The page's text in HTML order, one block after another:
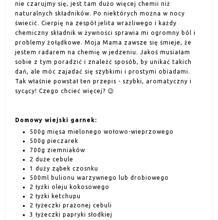
nie czarujmy się, jest tam dużo więcej chemii niż
naturalnych składników. Po niektórych można w nocy
świecić. Cierpię na zespół jelita wrażliwego i każdy
chemiczny składnik w żywności sprawia mi ogromny ból i
problemy żołądkowe. Moja Mama zawsze się śmieje, że
jestem radarem na chemię w jedzeniu. Jakoś musiałam
sobie z tym poradzić i znaleźć sposób, by unikać takich
dań, ale móc zajadać się szybkimi i prostymi obiadami.
Tak właśnie powstał ten przepis - szybki, aromatyczny i
sycący! Czego chcieć więcej? 😉
Domowy wiejski garnek:
500g mięsa mielonego wołowo-wieprzowego
500g pieczarek
700g ziemniaków
2 duże cebule
1 duży ząbek czosnku
500ml bulionu warzywnego lub drobiowego
2 łyżki oleju kokosowego
2 łyżki ketchupu
2 łyżeczki prażonej cebuli
3 łyżeczki papryki słodkiej